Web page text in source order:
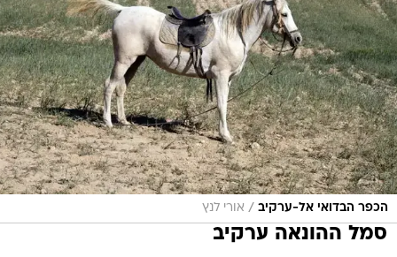
הכפר הבדואי אל-ערקיב / אורי לנץ
סמל ההונאה ערקיב